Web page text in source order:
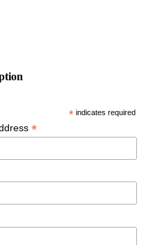
* indicates required
*